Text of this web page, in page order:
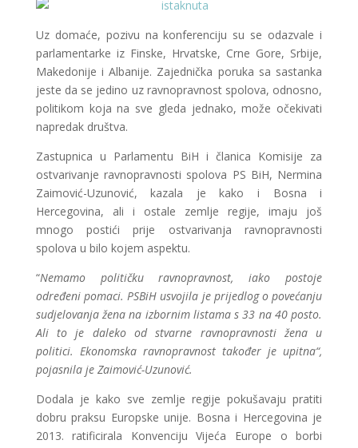
Uz domaće, pozivu na konferenciju su se odazvale i
parlamentarke iz Finske, Hrvatske, Crne Gore, Srbije,
Makedonije i Albanije. Zajednička poruka sa sastanka
jeste da se jedino uz ravnopravnost spolova, odnosno,
politikom koja na sve gleda jednako, može očekivati
napredak društva.
Zastupnica u Parlamentu BiH i članica Komisije za
ostvarivanje ravnopravnosti spolova PS BiH, Nermina
Zaimović-Uzunović, kazala je kako i Bosna i
Hercegovina, ali i ostale zemlje regije, imaju još
mnogo postići prije ostvarivanja ravnopravnosti
spolova u bilo kojem aspektu.
“Nemamo političku ravnopravnost, iako postoje
određeni pomaci. PSBiH usvojila je prijedlog o povećanju
sudjelovanja žena na izbornim listama s 33 na 40 posto.
Ali to je daleko od stvarne ravnopravnosti žena u
politici. Ekonomska ravnopravnost također je upitna“,
pojasnila je Zaimović-Uzunović.
Dodala je kako sve zemlje regije pokušavaju pratiti
dobru praksu Europske unije. Bosna i Hercegovina je
2013. ratificirala Konvenciju Vijeća Europe o borbi